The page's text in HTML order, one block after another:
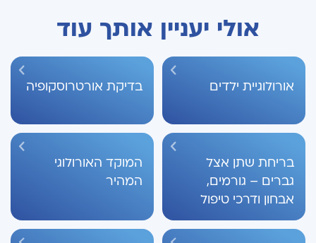
אולי יעניין אותך עוד
אורולוגיית ילדים בדיקת אורטרוסקופיה
בריחת שתן אצל
גברים – גורמים,
אבחון ודרכי טיפול
המוקד האורולוגי
המהיר